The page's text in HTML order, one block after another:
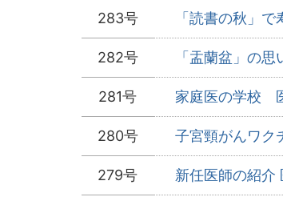
283号 「読書の秋」
282号 「盂蘭盆」の
281号 家庭医の学校
280号 子宮頸がんワク
279号 新任医師の紹介